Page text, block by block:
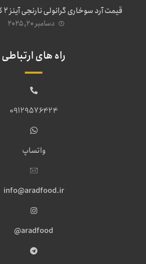
قیمت آرد سوخاری گرانولی نارنجی آینز ۲ کیلویی در آذر ۱۴۰۴
دسامبر ۲۰, ۲۰۲۵
راه های ارتباطی
09129576424
واتساپ
info@aradfood.ir
aradfood@